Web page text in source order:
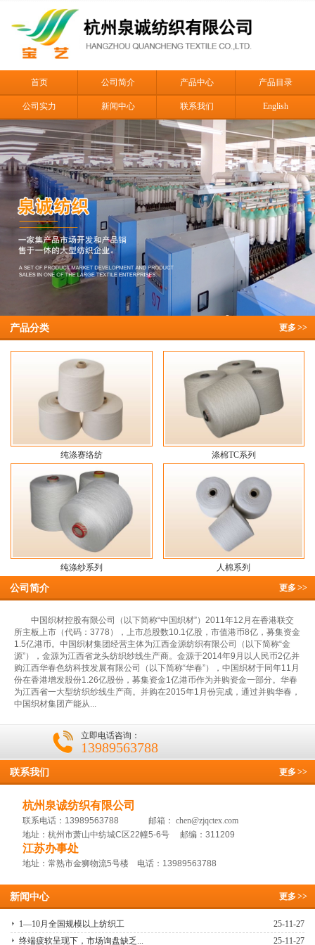
首页 公司简介 产品中心 产品目录
公司实力 新闻中心 联系我们 English
更多>>
产品分类
纯涤赛络纺 涤棉TC系列
纯涤纱系列 人棉系列
更多>>
公司简介
中国织材控股有限公司（以下简称“中国织材”）2011年12月在香港联交
所主板上市（代码：3778），上市总股数10.1亿股，市值港币8亿，募集资金
1.5亿港币。中国织材集团经营主体为江西金源纺织有限公司（以下简称“金
源”），金源为江西省龙头纺织纱线生产商。金源于2014年9月以人民币2亿并
购江西华春色纺科技发展有限公司（以下简称“华春”），中国织材于同年11月
份在香港增发股份1.26亿股份，募集资金1亿港币作为并购资金一部分。华春
为江西省一大型纺织纱线生产商。并购在2015年1月份完成，通过并购华春，
中国织材集团产能从...
立即电话咨询：
13989563788
更多>>
联系我们
杭州泉诚纺织有限公司
联系电话：13989563788 邮箱： chen@zjqctex.com
地址：杭州市萧山中纺城C区22幢5-6号 邮编：311209
江苏办事处
地址：常熟市金狮物流5号楼 电话：13989563788
更多>>
新闻中心
25-11-27
1—10月全国规模以上纺织工
25-11-27
终端疲软呈现下，市场询盘缺乏...